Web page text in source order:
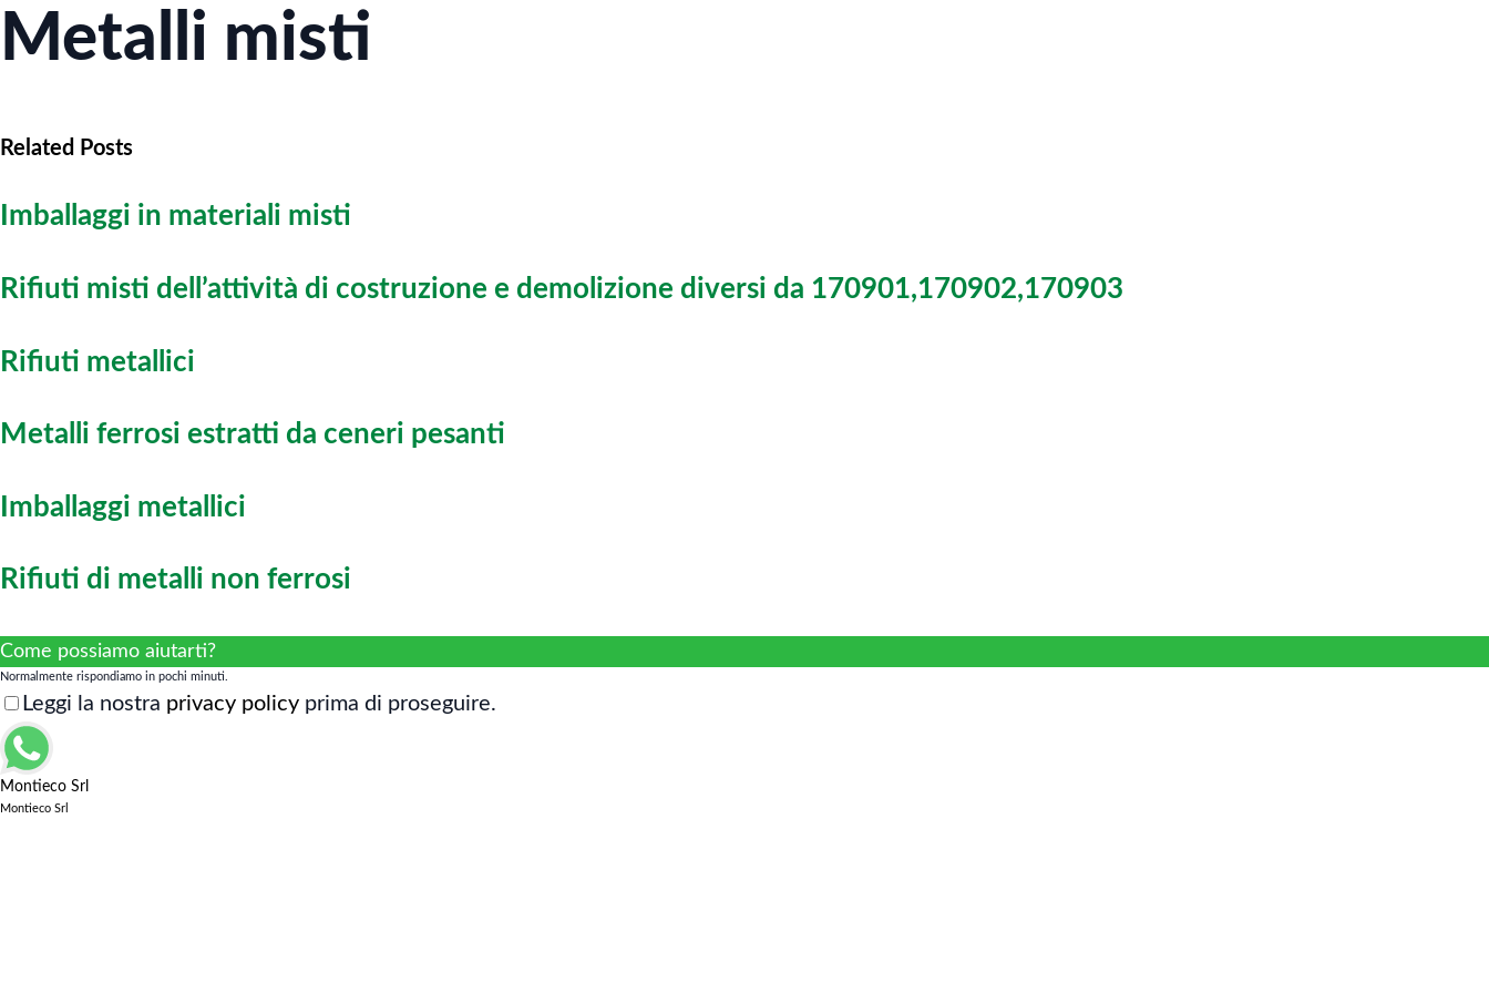
Metalli misti
Related Posts
Imballaggi in materiali misti
Rifiuti misti dell’attività di costruzione e demolizione diversi da 170901,170902,170903
Rifiuti metallici
Metalli ferrosi estratti da ceneri pesanti
Imballaggi metallici
Rifiuti di metalli non ferrosi
Come possiamo aiutarti?
Normalmente rispondiamo in pochi minuti.
Leggi la nostra privacy policy prima di proseguire.
Montieco Srl
Montieco Srl